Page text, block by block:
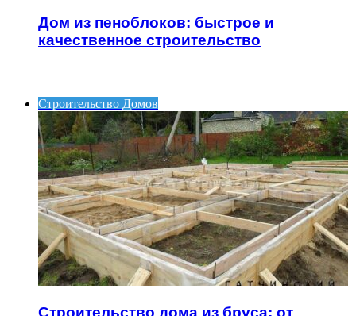
Дом из пеноблоков: быстрое и
качественное строительство
Строительство Домов
Строительство дома из бруса: от